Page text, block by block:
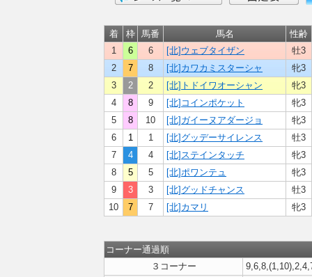
着 枠 馬番 馬名
性齢
1
6 6 [北]ウェブタイザン
牡3
2
7 8 [北]カワカミスターシャ
牝3
3
2 2 [北]トドイワオーシャン
牝3
4
8 9 [北]コインポケット
牝3
5
8 10 [北]ガイーヌアダージョ
牝3
6
1 1 [北]グッデーサイレンス
牡3
7
4 4 [北]ステインタッチ
牝3
8
5 5 [北]ポワンテュ
牝3
9
3 3 [北]グッドチャンス
牡3
10
7 7 [北]カマリ 牝3
コーナー通過順
３コーナー